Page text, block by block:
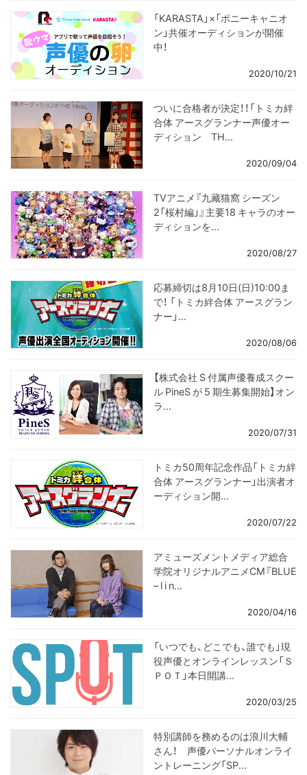
「KARASTA」×「ポニーキャニオ
ン」共催オーディションが開催
中！
2020/10/21
ついに合格者が決定！！「トミカ絆
合体 アースグランナー声優オー
ディション TH...
2020/09/04
TVアニメ『九藏猫窩 シーズン
2「桜村編」』主要18 キャラのオー
ディションを...
2020/08/27
応募締切は8月10日(日)10:00ま
で！ 「トミカ絆合体 アースグラン
ナー」...
2020/08/06
【株式会社 S 付属声優養成スクー
ル PineS が 5 期生募集開始】オン
ラ...
2020/07/31
トミカ50周年記念作品「トミカ絆
合体 アースグランナー」出演者オ
ーディション開...
2020/07/22
アミューズメントメディア総合
学院オリジナルアニメCM『BLUE
– l i n...
2020/04/16
「いつでも、どこでも、誰でも」現
役声優とオンラインレッスン「Ｓ
ＰＯＴ」本日開講...
2020/03/25
特別講師を務めるのは浪川大輔
さん！ 声優パーソナルオンライ
ントレーニング「SP...